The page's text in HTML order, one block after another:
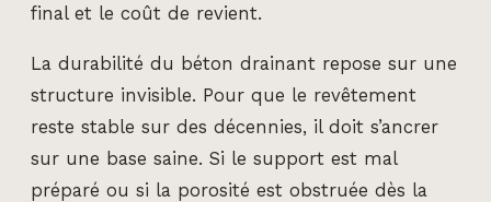
final et le coût de revient.
La durabilité du béton drainant repose sur une
structure invisible. Pour que le revêtement
reste stable sur des décennies, il doit s’ancrer
sur une base saine. Si le support est mal
préparé ou si la porosité est obstruée dès la